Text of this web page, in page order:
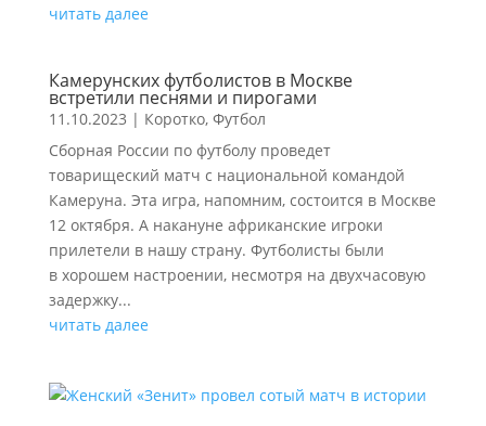
читать далее
Камерунских футболистов в Москве
встретили песнями и пирогами
11.10.2023 | Коротко, Футбол
Сборная России по футболу проведет
товарищеский матч с национальной командой
Камеруна. Эта игра, напомним, состоится в Москве
12 октября. А накануне африканские игроки
прилетели в нашу страну. Футболисты были
в хорошем настроении, несмотря на двухчасовую
задержку...
читать далее